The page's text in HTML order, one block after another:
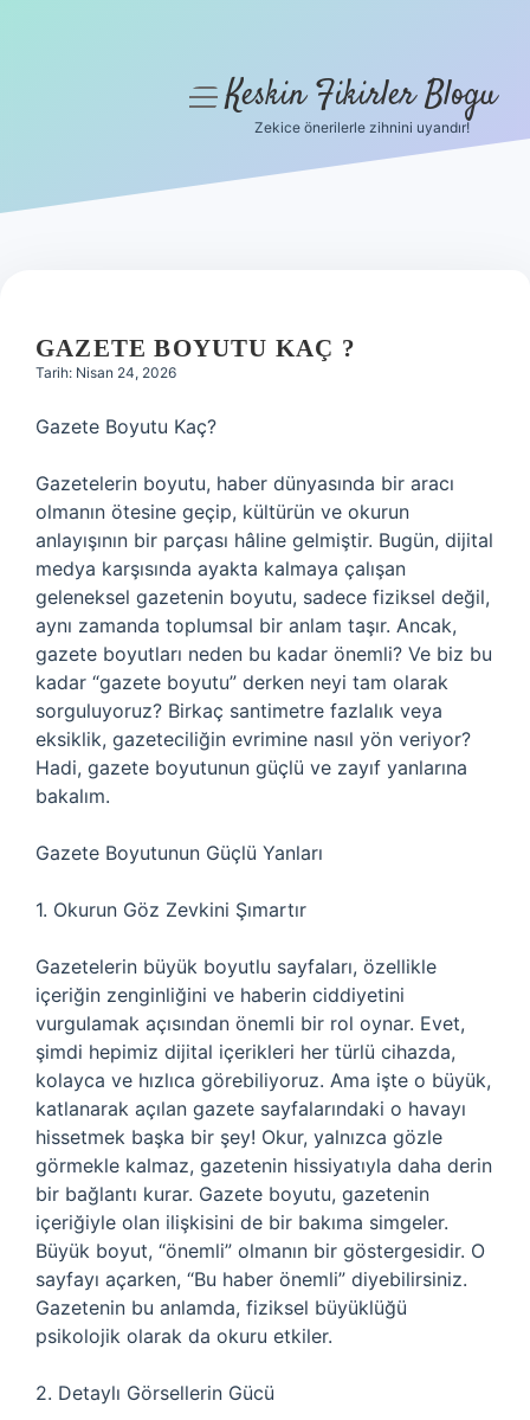
Hakkımızda
menüyüKeskin Fikirler Blogu
Zekice önerilerle zihnini uyandır!
GAZETE BOYUTU KAÇ ?
Tarih: Nisan 24, 2026
Gazete Boyutu Kaç?
Gazetelerin boyutu, haber dünyasında bir aracı
olmanın ötesine geçip, kültürün ve okurun
anlayışının bir parçası hâline gelmiştir. Bugün, dijital
medya karşısında ayakta kalmaya çalışan
geleneksel gazetenin boyutu, sadece fiziksel değil,
aynı zamanda toplumsal bir anlam taşır. Ancak,
gazete boyutları neden bu kadar önemli? Ve biz bu
kadar “gazete boyutu” derken neyi tam olarak
sorguluyoruz? Birkaç santimetre fazlalık veya
eksiklik, gazeteciliğin evrimine nasıl yön veriyor?
Hadi, gazete boyutunun güçlü ve zayıf yanlarına
bakalım.
Gazete Boyutunun Güçlü Yanları
1. Okurun Göz Zevkini Şımartır
Gazetelerin büyük boyutlu sayfaları, özellikle
içeriğin zenginliğini ve haberin ciddiyetini
vurgulamak açısından önemli bir rol oynar. Evet,
şimdi hepimiz dijital içerikleri her türlü cihazda,
kolayca ve hızlıca görebiliyoruz. Ama işte o büyük,
katlanarak açılan gazete sayfalarındaki o havayı
hissetmek başka bir şey! Okur, yalnızca gözle
görmekle kalmaz, gazetenin hissiyatıyla daha derin
bir bağlantı kurar. Gazete boyutu, gazetenin
içeriğiyle olan ilişkisini de bir bakıma simgeler.
Büyük boyut, “önemli” olmanın bir göstergesidir. O
sayfayı açarken, “Bu haber önemli” diyebilirsiniz.
Gazetenin bu anlamda, fiziksel büyüklüğü
psikolojik olarak da okuru etkiler.
2. Detaylı Görsellerin Gücü